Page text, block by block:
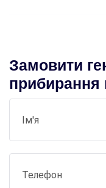
Замовити
прибирання